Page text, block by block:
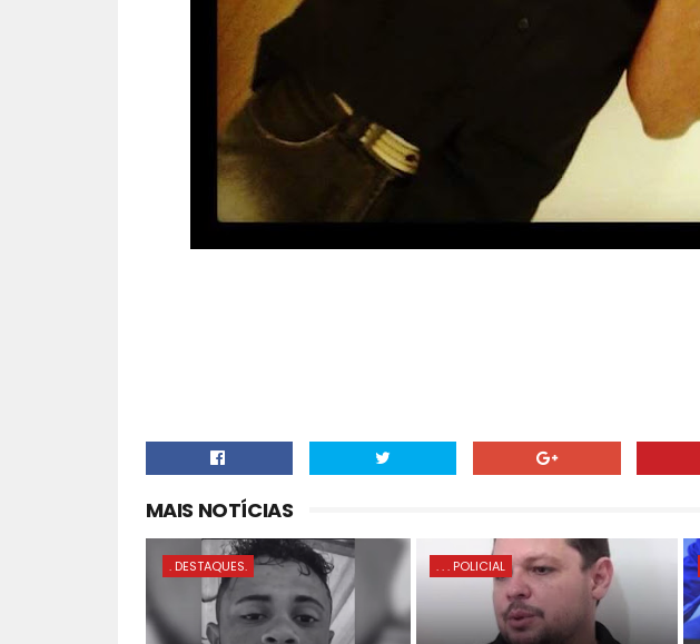
MAIS NOTÍCIAS
. DESTAQUES. . . . POLICIAL